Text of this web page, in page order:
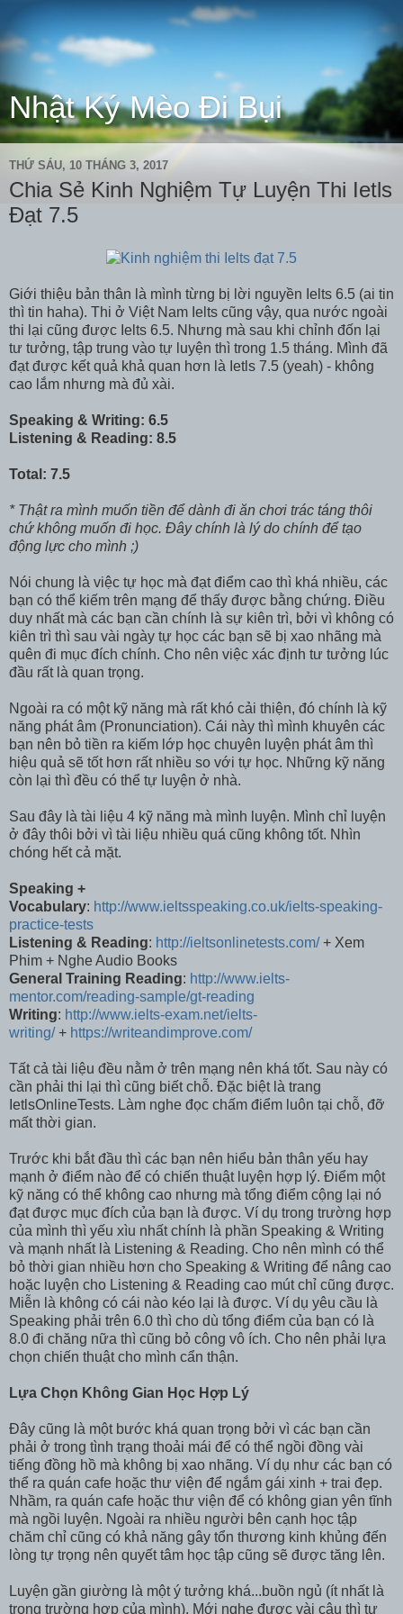
Nhật Ký Mèo Đi Bụi
THỨ SÁU, 10 THÁNG 3, 2017
Chia Sẻ Kinh Nghiệm Tự Luyện Thi Ietls
Đạt 7.5
Giới thiệu bản thân là mình từng bị lời nguyền Ielts 6.5 (ai tin
thì tin haha). Thi ở Việt Nam Ielts cũng vậy, qua nước ngoài
thi lại cũng được Ielts 6.5. Nhưng mà sau khi chỉnh đốn lại
tư tưởng, tập trung vào tự luyện thì trong 1.5 tháng. Mình đã
đạt được kết quả khả quan hơn là Ietls 7.5 (yeah) - không
cao lắm nhưng mà đủ xài.
Speaking & Writing: 6.5
Listening & Reading: 8.5
Total: 7.5
* Thật ra mình muốn tiền để dành đi ăn chơi trác táng thôi
chứ không muốn đi học. Đây chính là lý do chính để tạo
động lực cho mình ;)
Nói chung là việc tự học mà đạt điểm cao thì khá nhiều, các
bạn có thể kiếm trên mạng để thấy được bằng chứng. Điều
duy nhất mà các bạn cần chính là sự kiên trì, bởi vì không có
kiên trì thì sau vài ngày tự học các bạn sẽ bị xao nhãng mà
quên đi mục đích chính. Cho nên việc xác định tư tưởng lúc
đầu rất là quan trọng.
Ngoài ra có một kỹ năng mà rất khó cải thiện, đó chính là kỹ
năng phát âm (Pronunciation). Cái này thì mình khuyên các
bạn nên bỏ tiền ra kiếm lớp học chuyên luyện phát âm thì
hiệu quả sẽ tốt hơn rất nhiều so với tự học. Những kỹ năng
còn lại thì đều có thể tự luyện ở nhà.
Sau đây là tài liệu 4 kỹ năng mà mình luyện. Mình chỉ luyện
ở đây thôi bởi vì tài liệu nhiều quá cũng không tốt. Nhìn
chóng hết cả mặt.
Speaking +
Vocabulary: http://www.ieltsspeaking.co.uk/ielts-speaking-
practice-tests
Listening & Reading: http://ieltsonlinetests.com/+ Xem
Phim + Nghe Audio Books
General Training Reading: http://www.ielts-
mentor.com/reading-sample/gt-reading
Writing: http://www.ielts-exam.net/ielts-
writing/+ https://writeandimprove.com/
Tất cả tài liệu đều nằm ở trên mạng nên khá tốt. Sau này có
cần phải thi lại thì cũng biết chỗ. Đặc biệt là trang
IetlsOnlineTests. Làm nghe đọc chấm điểm luôn tại chỗ, đỡ
mất thời gian.
Trước khi bắt đầu thì các bạn nên hiểu bản thân yếu hay
mạnh ở điểm nào để có chiến thuật luyện hợp lý. Điểm một
kỹ năng có thể không cao nhưng mà tổng điểm cộng lại nó
đạt được mục đích của bạn là được. Ví dụ trong trường hợp
của mình thì yếu xìu nhất chính là phần Speaking & Writing
và mạnh nhất là Listening & Reading. Cho nên mình có thể
bỏ thời gian nhiều hơn cho Speaking & Writing để nâng cao
hoặc luyện cho Listening & Reading cao mút chỉ cũng được.
Miễn là không có cái nào kéo lại là được. Ví dụ yêu cầu là
Speaking phải trên 6.0 thì cho dù tổng điểm của bạn có là
8.0 đi chăng nữa thì cũng bỏ công vô ích. Cho nên phải lựa
chọn chiến thuật cho mình cẩn thận.
Lựa Chọn Không Gian Học Hợp Lý
Đây cũng là một bước khá quan trọng bởi vì các bạn cần
phải ở trong tình trạng thoải mái để có thể ngồi đồng vài
tiếng đồng hồ mà không bị xao nhãng. Ví dụ như các bạn có
thể ra quán cafe hoặc thư viện để ngắm gái xinh + trai đẹp.
Nhầm, ra quán cafe hoặc thư viện để có không gian yên tĩnh
mà ngồi luyện. Ngoài ra nhiều người bên cạnh học tập
chăm chỉ cũng có khả năng gây tổn thương kinh khủng đến
lòng tự trọng nên quyết tâm học tập cũng sẽ được tăng lên.
Luyện gần giường là một ý tưởng khá...buồn ngủ (ít nhất là
trong trường hợp của mình). Mới nghe được vài câu thì tự